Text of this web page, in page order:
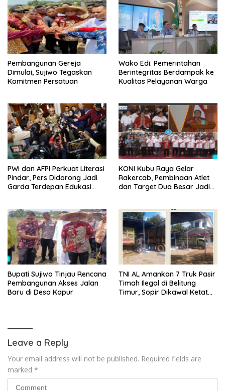
Pembangunan Gereja
Dimulai, Sujiwo Tegaskan
Komitmen Persatuan
Wako Edi: Pemerintahan
Berintegritas Berdampak ke
Kualitas Pelayanan Warga
PWI dan AFPI Perkuat Literasi
Pindar, Pers Didorong Jadi
Garda Terdepan Edukasi
KONI Kubu Raya Gelar
Rakercab, Pembinaan Atlet
dan Target Dua Besar Jadi
Bupati Sujiwo Tinjau Rencana
Pembangunan Akses Jalan
Baru di Desa Kapur
TNI AL Amankan 7 Truk Pasir
Timah Ilegal di Belitung
Timur, Sopir Dikawal Ketat
Leave a Reply
Your email address will not be published. Required fields are
marked *